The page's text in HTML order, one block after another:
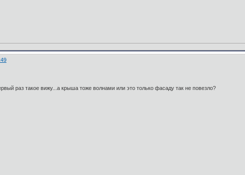
раз такое вижу...а крыша тоже волнами или это только фасаду так не повезло?